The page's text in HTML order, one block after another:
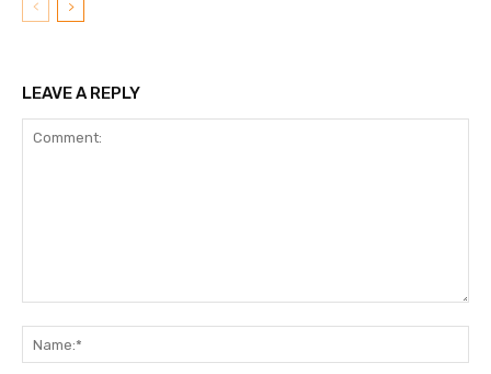
LEAVE A REPLY